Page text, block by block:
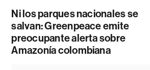
Ni los parques nacionales se
salvan: Greenpeace emite
preocupante alerta sobre
Amazonía colombiana